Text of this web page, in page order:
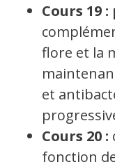
Cours 19 :
flore et la
et
Cours 20 :
fonction